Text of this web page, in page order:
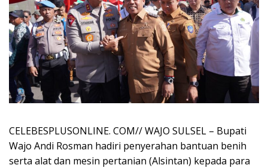
CELEBESPLUSONLINE. COM// WAJO SULSEL – Bupati
Wajo Andi Rosman hadiri penyerahan bantuan benih
serta alat dan mesin pertanian (Alsintan) kepada para